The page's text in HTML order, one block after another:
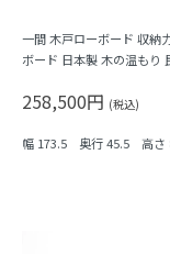
一間 木戸ローボード 収納
ボード 日本製 木の温もり
258,500円 (税込)
幅 173.5 奥行 45.5 高さ